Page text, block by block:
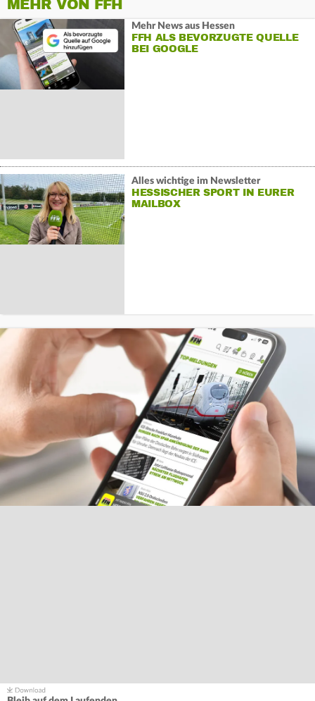
MEHR VON FFH
Mehr News aus Hessen
FFH ALS BEVORZUGTE QUELLE
BEI GOOGLE
Alles wichtige im Newsletter
HESSISCHER SPORT IN EURER
MAILBOX